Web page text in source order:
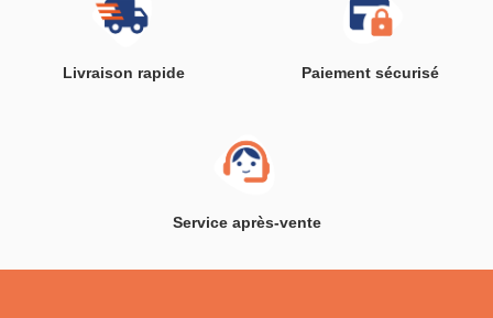
Livraison rapide Paiement sécurisé
Service après-vente